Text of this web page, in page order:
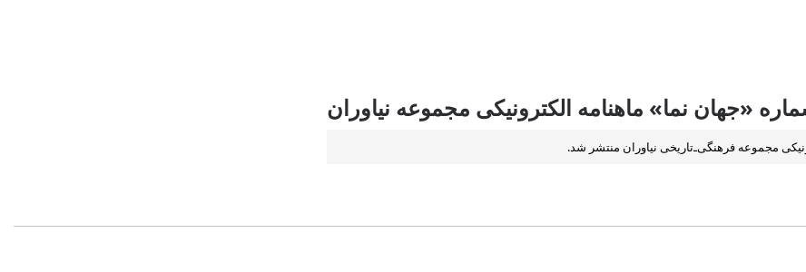
«جهان نما» ماهنامه الکترونیکی مجموعه نیاوران
مجموعه فرهنگی‌ـ‌تاریخی نیاوران منتشر شد.